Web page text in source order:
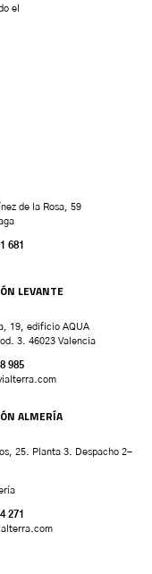
el
de la Rosa, 59
681
LEVANTE
19, edificio AQUA
3. 46023 Valencia
985
ALMERÍA
25. Planta 3. Despacho 2-
271